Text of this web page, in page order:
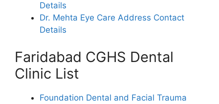
Details
Dr. Mehta Eye Care Address Contact
Details
Faridabad CGHS Dental
Clinic List
Foundation Dental and Facial Trauma